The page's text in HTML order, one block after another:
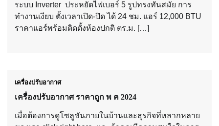
ระบบ Inverter ประหยัดไฟเบอร์ 5 รูปทรงทันสมัย การ
ทำงานเงียบ ตั้งเวลาเปิด-ปิด ได้ 24 ชม. แอร์ 12,000 BTU
ราคาแอร์พร้อมติดตั้งห้องปกติ ตร.ม. […]
เครื่องปรับอากาศ
เครื่องปรับอากาศ ราคาถูก พ ค 2024
เมื่อต้องการดูโซลูชันภายในบ้านและธุรกิจที่หลากหลาย